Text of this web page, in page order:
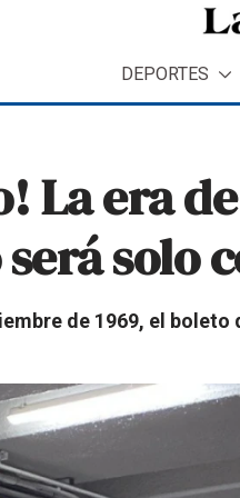
DEPORTES
La era
solo
de 1969, el